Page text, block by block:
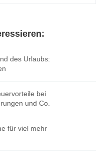
des Urlaubs:
bei
und Co.
für viel mehr